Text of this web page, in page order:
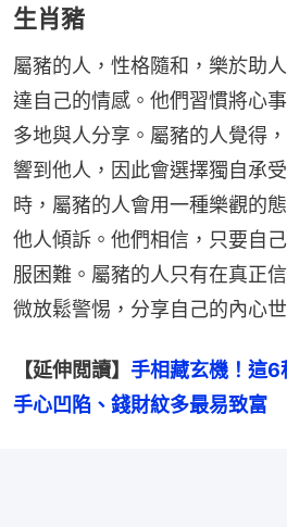
生肖豬
屬豬的人，性格隨和，樂於助
達自己的情感。他們習慣將心
多地與人分享。屬豬的人覺得
響到他人，因此會選擇獨自承
時，屬豬的人會用一種樂觀的
他人傾訴。他們相信，只要自
服困難。屬豬的人只有在真正
微放鬆警惕，分享自己的內心世
【延伸閲讀】 手相藏玄機！這6
手心凹陷、錢財紋多最易致富